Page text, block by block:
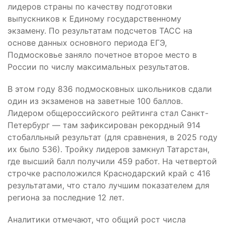
лидеров страны по качеству подготовки
выпускников к Единому государственному
экзамену. По результатам подсчетов ТАСС на
основе данных основного периода ЕГЭ,
Подмосковье заняло почетное второе место в
России по числу максимальных результатов.
В этом году 836 подмосковных школьников сдали
один из экзаменов на заветные 100 баллов.
Лидером общероссийского рейтинга стал Санкт-
Петербург — там зафиксирован рекордный 914
стобалльный результат (для сравнения, в 2025 году
их было 536). Тройку лидеров замкнул Татарстан,
где высший балл получили 459 работ. На четвертой
строчке расположился Краснодарский край с 416
результатами, что стало лучшим показателем для
региона за последние 12 лет.
Аналитики отмечают, что общий рост числа